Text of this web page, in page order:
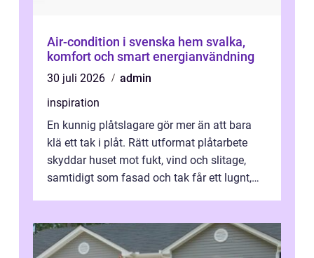
Air-condition i svenska hem svalka,
komfort och smart energianvändning
30 juli 2026
admin
inspiration
En kunnig plåtslagare gör mer än att bara
klä ett tak i plåt. Rätt utformat plåtarbete
skyddar huset mot fukt, vind och slitage,
samtidigt som fasad och tak får ett lugnt,